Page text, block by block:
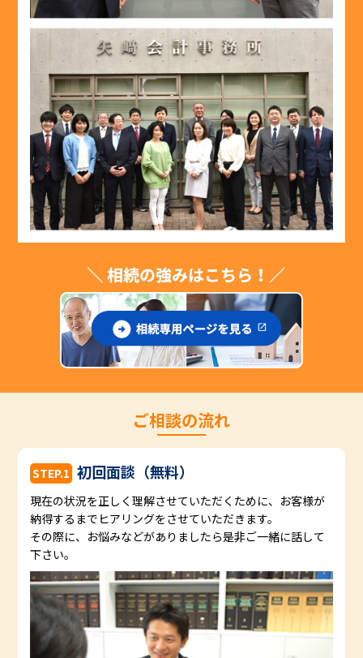
ご相談の流れ
STEP.1 初回面談（無料）
現在の状況を正しく理解させていただくために、お客様が
納得するまでヒアリングをさせていただきます。
その際に、お悩みなどがありましたら是非ご一緒に話して
下さい。